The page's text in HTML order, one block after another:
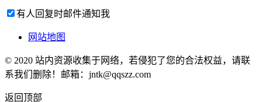
有人回复时邮件通知我
网站地图
© 2020 站内资源收集于网络，若侵犯了您的合法权益，请联
系我们删除！邮箱：jntk@qqszz.com
返回顶部